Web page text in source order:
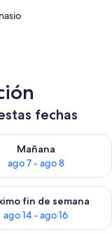
fechas
ago 6 - ago 7
Mañana
ago 7 - ago 8
la disponibilidad
semana, ago 7 -
fin de semana
ago 14 - ago 16
la disponibilidad